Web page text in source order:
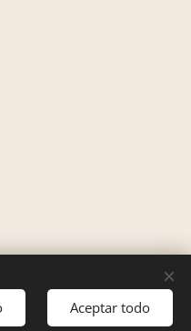
Aceptar todo